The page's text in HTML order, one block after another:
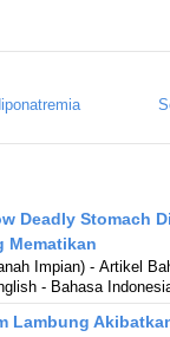
Deadly Stomach
Mematikan
Impian) - Artikel
- Bahasa
Lambung